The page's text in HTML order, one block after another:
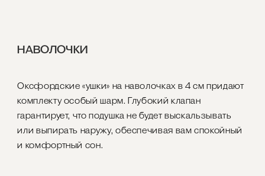
НАВОЛОЧКИ
Оксфордские «ушки» на наволочках в 4 см придают
комплекту особый шарм. Глубокий клапан
гарантирует, что подушка не будет выскальзывать
или выпирать наружу, обеспечивая вам спокойный
и комфортный сон.